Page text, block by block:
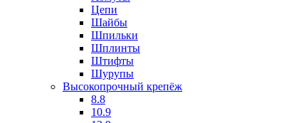
Цепи
Шайбы
Шпильки
Шплинты
Штифты
Шурупы
Высокопрочный крепёж
8.8
10.9